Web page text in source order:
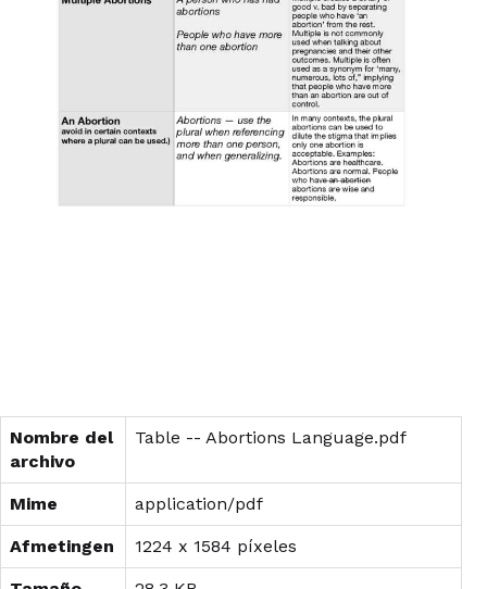
Nombre del
archivo
Table -- Abortions Language.pdf
Mime application/pdf
Afmetingen 1224 x 1584 píxeles